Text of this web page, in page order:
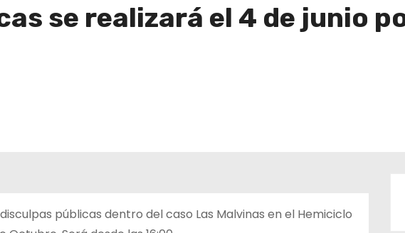
se realizará el 4 de junio
públicas dentro del caso Las Malvinas en el Hemiciclo